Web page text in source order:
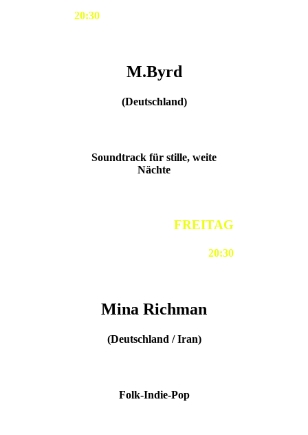
20:30
M.Byrd
(Deutschland)
Soundtrack für stille, weite
Nächte
FREITAG
20:30
Mina Richman
(Deutschland / Iran)
Folk-Indie-Pop